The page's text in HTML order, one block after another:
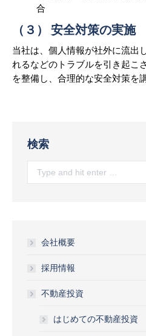
合
（３） 安全対策の実施
当社は、個人情報が社外に流出
れるなどのトラブルを引き起こ
を整備し、合理的な安全対策を
検索
Search:
会社概要
採用情報
不動産投資
はじめての不動産投資